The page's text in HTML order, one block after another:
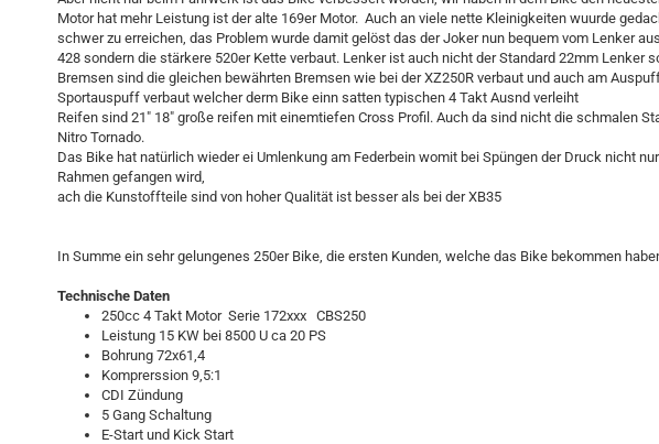
Motor hat mehr Leistung ist der alte 169er Motor. Auch an viele nette Kleinigkeiten wuurde
schwer zu erreichen, das Problem wurde damit gelöst das der Joker nun bequem vom Lenker
428 sondern die stärkere 520er Kette verbaut. Lenker ist auch nicht der Standard 22mm Lenker
Bremsen sind die gleichen bewährten Bremsen wie bei der XZ250R verbaut und auch am
Sportauspuff verbaut welcher derm Bike einn satten typischen 4 Takt Ausnd verleiht
Reifen sind 21" 18" große reifen mit einemtiefen Cross Profil. Auch da sind nicht die schmalen
Nitro Tornado.
Das Bike hat natürlich wieder ei Umlenkung am Federbein womit bei Spüngen der Druck nicht
Rahmen gefangen wird,
ach die Kunstoffteile sind von hoher Qualität ist besser als bei der XB35
In Summe ein sehr gelungenes 250er Bike, die ersten Kunden, welche das Bike bekommen
Technische Daten
250cc 4 Takt Motor Serie 172xxx CBS250
Leistung 15 KW bei 8500 U ca 20 PS
Bohrung 72x61,4
Komprerssion 9,5:1
CDI Zündung
5 Gang Schaltung
E-Start und Kick Start